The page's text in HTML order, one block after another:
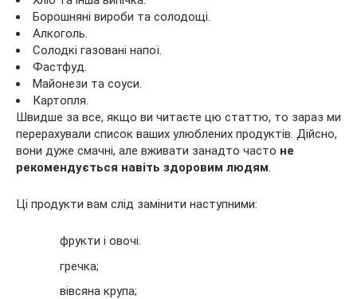
Борошняні вироби та солодощі.
Алкоголь.
Солодкі газовані напої.
Фастфуд.
Майонези та соуси.
Картопля.
Швидше за все, якщо ви читаєте цю статтю, то зараз ми
перерахували список ваших улюблених продуктів. Дійсно,
вони дуже смачні, але вживати занадто часто не
рекомендується навіть здоровим людям
Ці продукти вам слід замінити наступними:
фрукти і овочі.
гречка;
вівсяна крупа;